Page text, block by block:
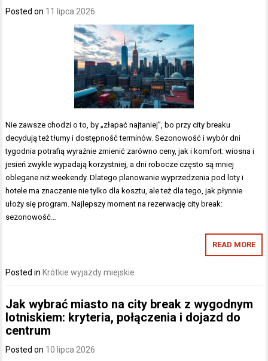
Posted on 11 lipca 2026
Nie zawsze chodzi o to, by „złapać najtaniej”, bo przy city breaku
decydują też tłumy i dostępność terminów. Sezonowość i wybór dni
tygodnia potrafią wyraźnie zmienić zarówno ceny, jak i komfort: wiosna i
jesień zwykle wypadają korzystniej, a dni robocze często są mniej
oblegane niż weekendy. Dlatego planowanie wyprzedzenia pod loty i
hotele ma znaczenie nie tylko dla kosztu, ale też dla tego, jak płynnie
ułoży się program. Najlepszy moment na rezerwację city break:
sezonowość…
READ MORE
Posted in Krótkie wyjazdy miejskie
Jak wybrać miasto na city break z wygodnym
lotniskiem: kryteria, połączenia i dojazd do
centrum
Posted on 10 lipca 2026